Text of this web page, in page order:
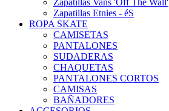
Zapatillas Vans 'Off The Wall'
Zapatillas Etnies - éS
ROPA SKATE
CAMISETAS
PANTALONES
SUDADERAS
CHAQUETAS
PANTALONES CORTOS
CAMISAS
BAÑADORES